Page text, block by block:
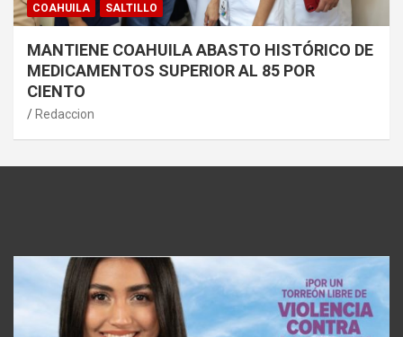
COAHUILA SALTILLO
MANTIENE COAHUILA ABASTO HISTÓRICO DE
MEDICAMENTOS SUPERIOR AL 85 POR
CIENTO
Redaccion